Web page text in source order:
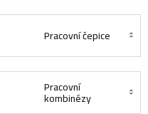
Pracovní čepice
Pracovní
kombinézy